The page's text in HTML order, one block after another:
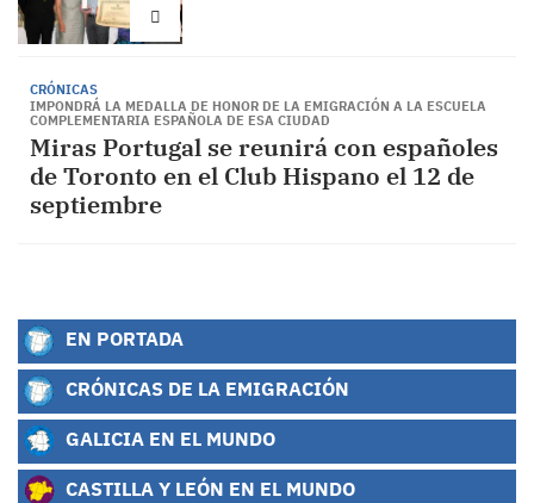
CRÓNICAS
IMPONDRÁ LA MEDALLA DE HONOR DE LA EMIGRACIÓN A LA ESCUELA
COMPLEMENTARIA ESPAÑOLA DE ESA CIUDAD
Miras Portugal se reunirá con españoles
de Toronto en el Club Hispano el 12 de
septiembre
EN PORTADA
CRÓNICAS DE LA EMIGRACIÓN
GALICIA EN EL MUNDO
CASTILLA Y LEÓN EN EL MUNDO